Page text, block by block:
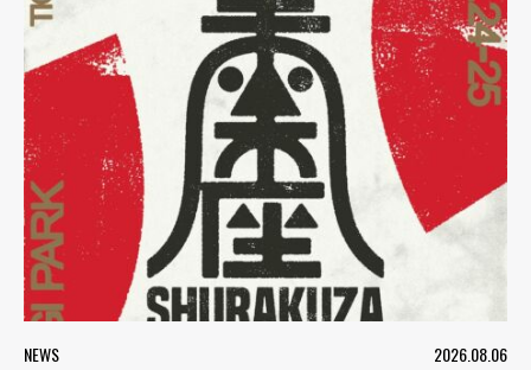
NEWS 2026.08.06